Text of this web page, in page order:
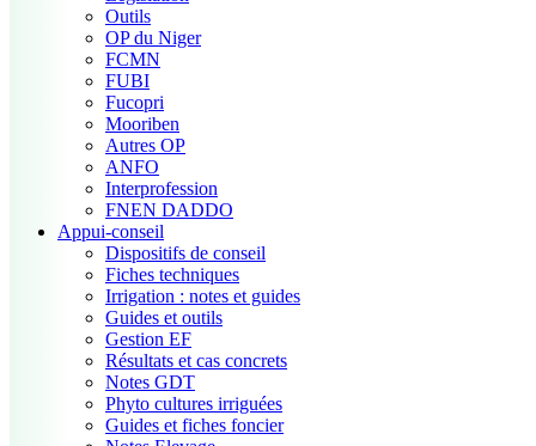
Outils
OP du Niger
FCMN
FUBI
Fucopri
Mooriben
Autres OP
ANFO
Interprofession
FNEN DADDO
Appui-conseil
Dispositifs de conseil
Fiches techniques
Irrigation : notes et guides
Guides et outils
Gestion EF
Résultats et cas concrets
Notes GDT
Phyto cultures irriguées
Guides et fiches foncier